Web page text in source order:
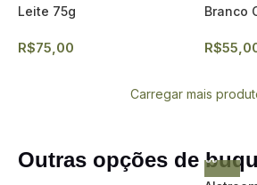
Leite 75g
R$75,00
Branco
R$
Carregar mais
Outras opções de